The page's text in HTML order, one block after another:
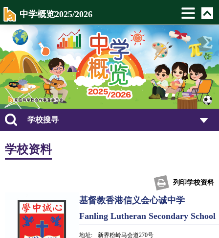
中学概览2025/2026
学校搜寻
学校资料
列印学校资料
基督教香港信义会心诚中学
Fanling Lutheran Secondary School
地址:
新界粉岭马会道270号